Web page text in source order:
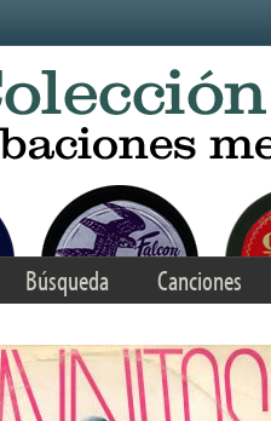
Búsqueda Canciones